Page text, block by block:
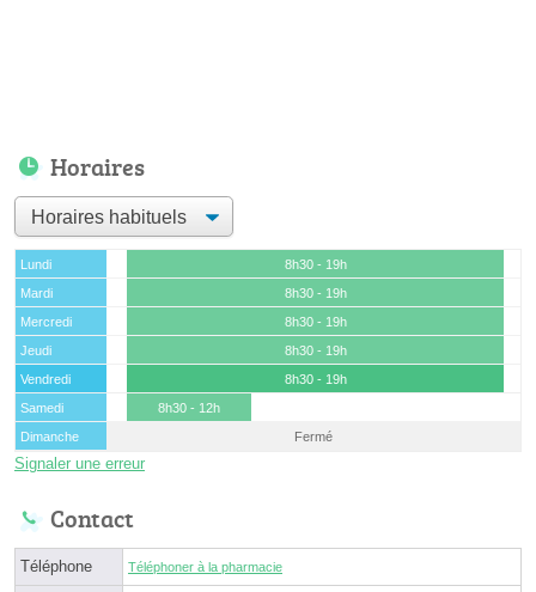
Horaires
Lundi
8h30 - 19h
Mardi
8h30 - 19h
Mercredi
8h30 - 19h
Jeudi
8h30 - 19h
Vendredi
8h30 - 19h
Samedi
8h30 - 12h
Dimanche
Fermé
Signaler une erreur
Contact
Téléphone Téléphoner à la pharmacie